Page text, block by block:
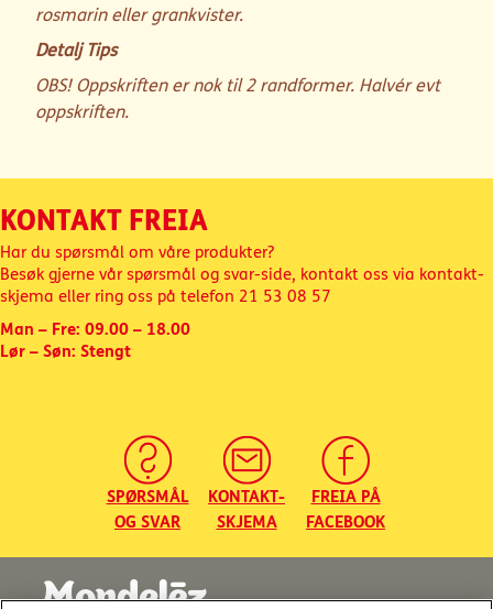
rosmarin eller grankvister.
Detalj Tips
OBS! Oppskriften er nok til 2 randformer. Halvér evt
oppskriften.
KONTAKT FREIA
Har du spørsmål om våre produkter?
Besøk gjerne vår spørsmål og svar-side, kontakt oss via kontakt-
skjema eller ring oss på telefon 21 53 08 57
Man – Fre: 09.00 – 18.00
Lør – Søn: Stengt
SPØRSMÅL
OG SVAR
KONTAKT-
SKJEMA
FREIA PÅ
FACEBOOK